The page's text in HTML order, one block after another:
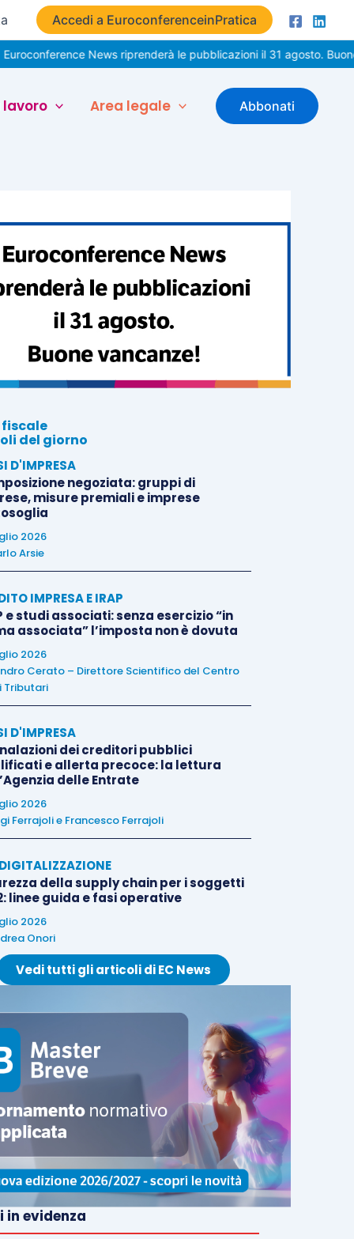
Accedi a EuroconferenceinPratica
News riprenderà le pubblicazioni il 31 agosto. Buone
lavoro Area legale Abbonati
del giorno
D'IMPRESA
negoziata: gruppi di
misure premiali e imprese
2026
Arsie
IMPRESA E IRAP
e studi associati: senza esercizio “in
associata” l’imposta non è dovuta
2026
Cerato – Direttore Scientifico del Centro
Tributari
D'IMPRESA
dei creditori pubblici
e allerta precoce: la lettura
delle Entrate
2026
Ferrajolie Francesco Ferrajoli
della supply chain per i soggetti
linee guida e fasi operative
2026
Onori
Vedi tutti gli articoli di EC News
in evidenza